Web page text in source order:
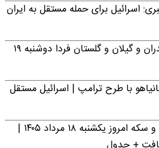
فوری جنگ | شبکه ۱۳ عبری: اسرائیل برای حمله مستقل به ایران
وضعیت تعطیلی ادارات مازندران و گیلان و گلستان فردا دوشنبه ۱۹
با طرح ترامپ | اسرائیل مستقل
خبر فوری شبانه از قیمت طلا و سکه امروز یکشنبه ۱۸ مرداد ۱۴۰۵ |